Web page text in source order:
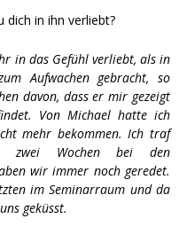
dich in ihn verliebt?
in das Gefühl verliebt, als in
Aufwachen gebracht, so
davon, dass er mir gezeigt
Von Michael hatte ich
mehr bekommen. Ich traf
zwei Wochen bei den
wir immer noch geredet.
im Seminarraum und da
geküsst.